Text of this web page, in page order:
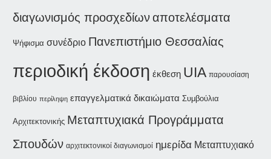
διαγωνισμός προσχεδίωναποτελέσματα
Ψήφισμα συνέδριο Πανεπιστήμιο Θεσσαλίας
περιοδική έκδοση έκθεση UIA παρουσίαση
βιβλίου περίληψη επαγγελματικά δικαιώματα Συμβούλια
Αρχιτεκτονικής Μεταπτυχιακά Προγράμματα
Σπουδών αρχιτεκτονικοί διαγωνισμοί ημερίδα Μεταπτυχιακό